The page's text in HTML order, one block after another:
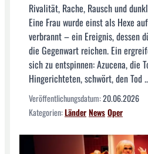
Rivalität, Rache, Rausch und
Eine Frau wurde einst als Hexe
verbrannt – ein Ereignis, dessen
die Gegenwart reichen. Ein
sich zu entspinnen: Azucena, die
Hingerichteten, schwört, den Tod
Veröffentlichungsdatum:20.06.2026
Kategorien:LänderNewsOper